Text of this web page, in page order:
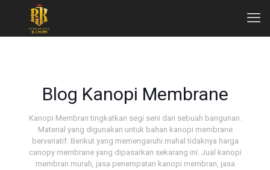
Blog Kanopi Membrane
Kanopi Membran tingkatkan segi seni dari sebuah bangunan.
Material yang digunakan untuk bahan kanopi membrane
bervariatif. Berikut yang memengaruhi mahal tidaknya harga
canopy membrane yang dipasarkan sekarang ini. Jual kanopi
membran murah, jasa penempatan kanopi membran, jasa